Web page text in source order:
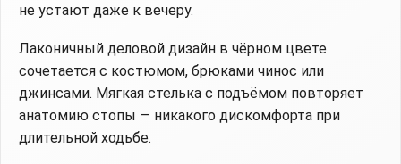
не устают даже к вечеру.
Лаконичный деловой дизайн в чёрном цвете
сочетается с костюмом, брюками чинос или
джинсами. Мягкая стелька с подъёмом повторяет
анатомию стопы — никакого дискомфорта при
длительной ходьбе.